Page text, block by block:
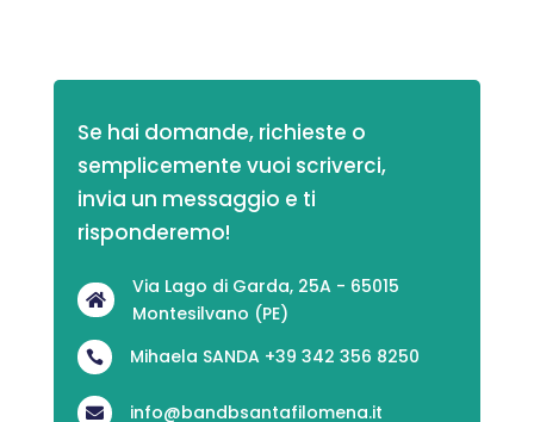
Se hai domande, richieste o
semplicemente vuoi scriverci,
invia un messaggio e ti
risponderemo!

Via Lago di Garda, 25A - 65015
Montesilvano (PE)
 Mihaela SANDA +39 342 356 8250
 info@bandbsantafilomena.it